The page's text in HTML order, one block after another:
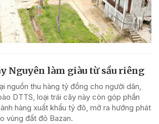
Nguyên làm giàu từ sầu riêng
nguồn thu hàng tỷ đồng cho người dân,
DTTS, loại trái cây này còn góp phần
hàng xuất khẩu tỷ đô, mở ra hướng phát
vùng đất đỏ Bazan.